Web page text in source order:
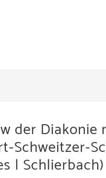
der Diakonie
Schweitzer-
| Schlierbach)